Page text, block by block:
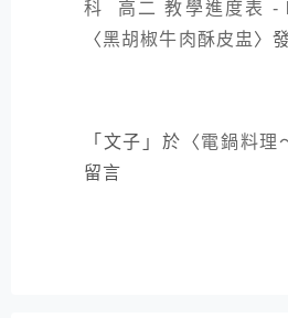
科 高二 教學進度表 -
〈黑胡椒牛肉酥皮盅 〉
「 文子 」於〈電鍋料理
留言